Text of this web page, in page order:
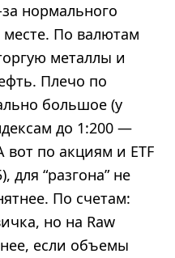
нормального
По валютам
металлы и
Плечо по
большое (у
до 1:200 —
вот по акциям и ETF
для “разгона” не
По счетам:
но на Raw
если объемы